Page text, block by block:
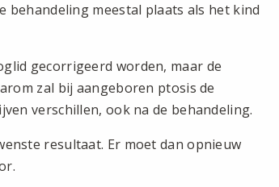
behandeling meestal plaats als het kind
gecorrigeerd worden, maar de
zal bij aangeboren ptosis de
verschillen, ook na de behandeling.
resultaat. Er moet dan opnieuw